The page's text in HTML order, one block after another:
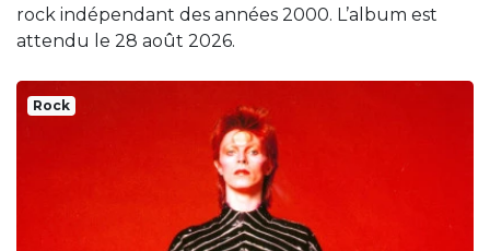
rock indépendant des années 2000. L’album est
attendu le 28 août 2026.
Rock